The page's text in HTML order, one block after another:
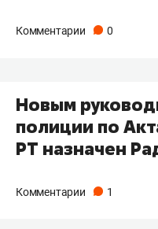
Комментарии 0
Новым
полиции по
РТ назначен
Комментарии 1